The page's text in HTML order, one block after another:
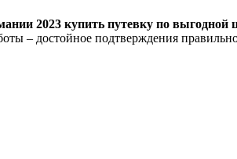
2023 купить путевку по выгодной
– достойное подтверждения